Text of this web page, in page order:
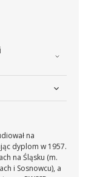
na
dyplom w 1957.
na Śląsku (m.
i Sosnowcu), a